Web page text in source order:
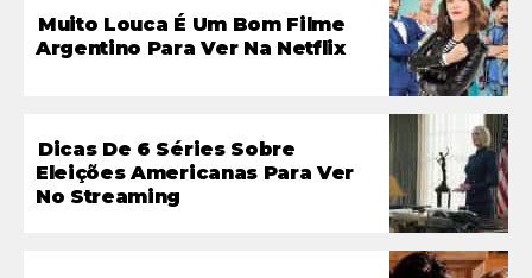
Muito Louca É Um Bom Filme
Argentino Para Ver Na Netflix
Dicas De 6 Séries Sobre
Eleições Americanas Para Ver
No Streaming